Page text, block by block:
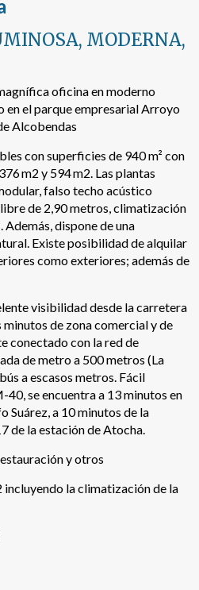
MODERNA,
oficina en moderno
el parque empresarial Arroyo
Alcobendas
con superficies de 940 m² con
m2 y 594 m2. Las plantas
falso techo acústico
de 2,90 metros, climatización
dispone de una
Existe posibilidad de alquilar
como exteriores; además de
visibilidad desde la carretera
minutos de zona comercial y de
conectado con la red de
de metro a 500 metros (La
a escasos metros. Fácil
se encuentra a 13 minutos en
Suárez, a 10 minutos de la
de la estación de Atocha.
y otros
incluyendo la climatización de la
propias para recopilar